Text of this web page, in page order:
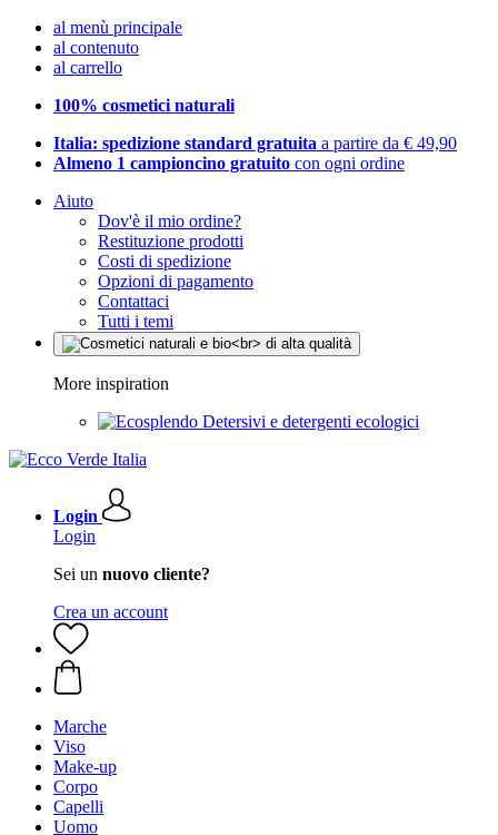
al menù principale
al contenuto
al carrello
100% cosmetici naturali
Italia: spedizione standard gratuita a partire da € 49,90
Almeno 1 campioncino gratuito con ogni ordine
Aiuto
Dov'è il mio ordine?
Restituzione prodotti
Costi di spedizione
Opzioni di pagamento
Contattaci
Tutti i temi
More inspiration
Detersivi e detergenti ecologici
Login
Login
Sei un nuovo cliente?
Crea un account
Marche
Viso
Make-up
Corpo
Capelli
Uomo